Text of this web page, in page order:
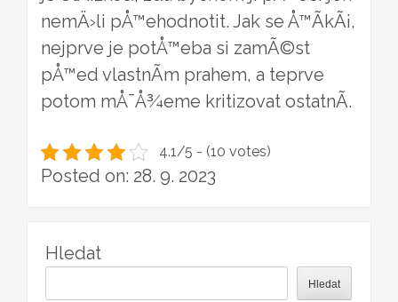
nemÄ›li pÅ™ehodnotit. Jak se Å™Ã­kÃ¡,
nejprve je potÅ™eba si zamÃ©st
pÅ™ed vlastnÃ­m prahem, a teprve
potom mÅ¯Å¾eme kritizovat ostatnÃ­.
4.1/5 - (10 votes)
Posted on: 28. 9. 2023
Hledat
Hledat